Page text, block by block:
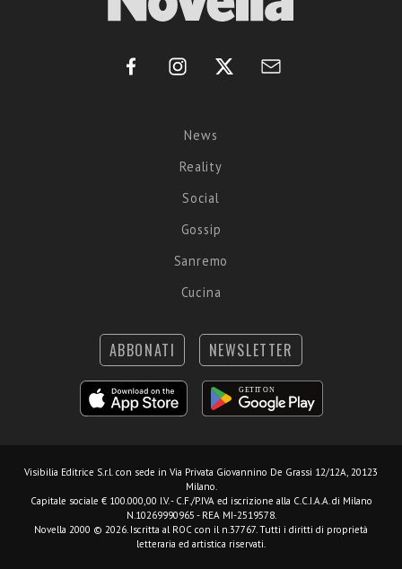
News
Reality
Social
Gossip
Sanremo
Cucina
ABBONATI NEWSLETTER
Visibilia Editrice S.r.l. con sede in Via Privata Giovannino De Grassi 12/12A, 20123
Milano.
Capitale sociale € 100.000,00 I.V. - C.F./P.IVA ed iscrizione alla C.C.I.A.A. di Milano
N.10269990965 - REA MI-2519578.
Novella 2000 © 2026. Iscritta al ROC con il n.37767. Tutti i diritti di proprietà
letteraria ed artistica riservati.